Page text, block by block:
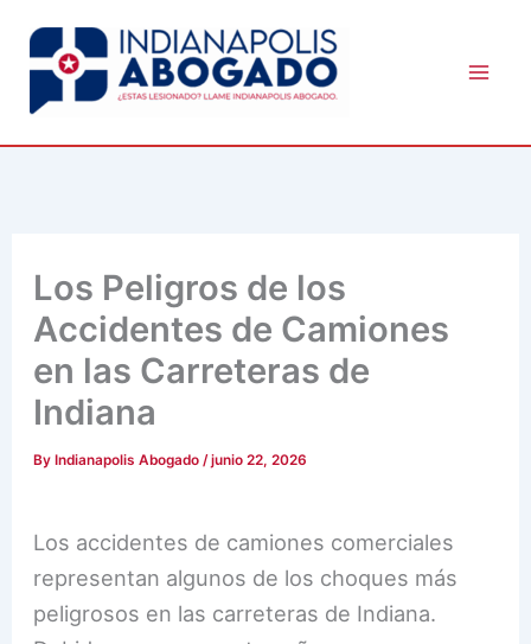
content
Los Peligros de los
Accidentes de Camiones
en las Carreteras de
Indiana
ByIndianapolis Abogado /junio 22, 2026
Los accidentes de camiones comerciales
representan algunos de los choques más
peligrosos en las carreteras de Indiana.